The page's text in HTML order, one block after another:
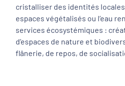
cristalliser des identités
espaces végétalisés ou l’eau
services écosystémiques :
d’espaces de nature et
flânerie, de repos, de